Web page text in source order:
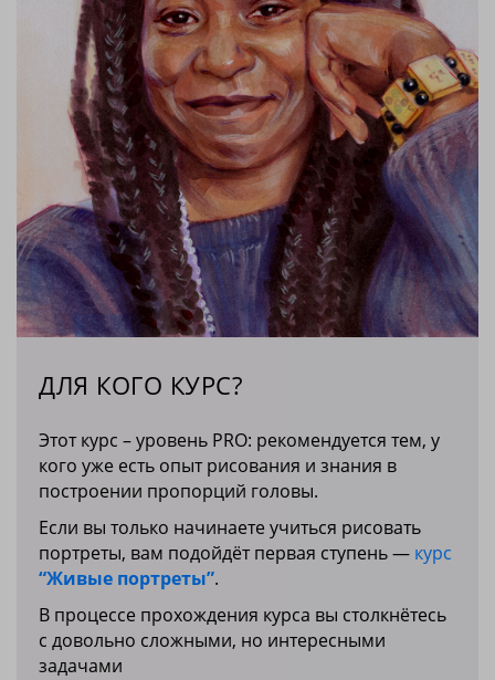
ДЛЯ КОГО КУРС?
Этот курс – уровень PRO: рекомендуется тем, у
кого уже есть опыт рисования и знания в
построении пропорций головы.
Если вы только начинаете учиться рисовать
портреты, вам подойдёт первая ступень — курс
“Живые портреты”.
В процессе прохождения курса вы столкнётесь
с довольно сложными, но интересными
задачами